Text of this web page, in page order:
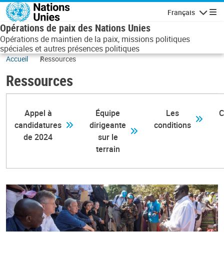
Aller au contenu principal
Français
Opérations de paix des Nations Unies
Opérations de maintien de la paix, missions politiques
spéciales et autres présences politiques
Accueil Ressources
Ressources
Appel à
candidatures
de 2024
Équipe
dirigeante
sur le
terrain
Les
conditions